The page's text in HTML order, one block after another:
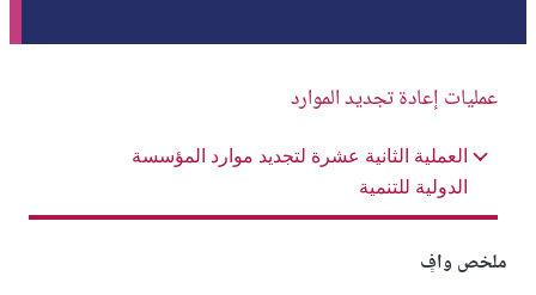
عمليات إعادة تجديد الموارد
العملية الثانية عشرة لتجديد موارد المؤسسة
الدولية للتنمية
ملخص وافٍ